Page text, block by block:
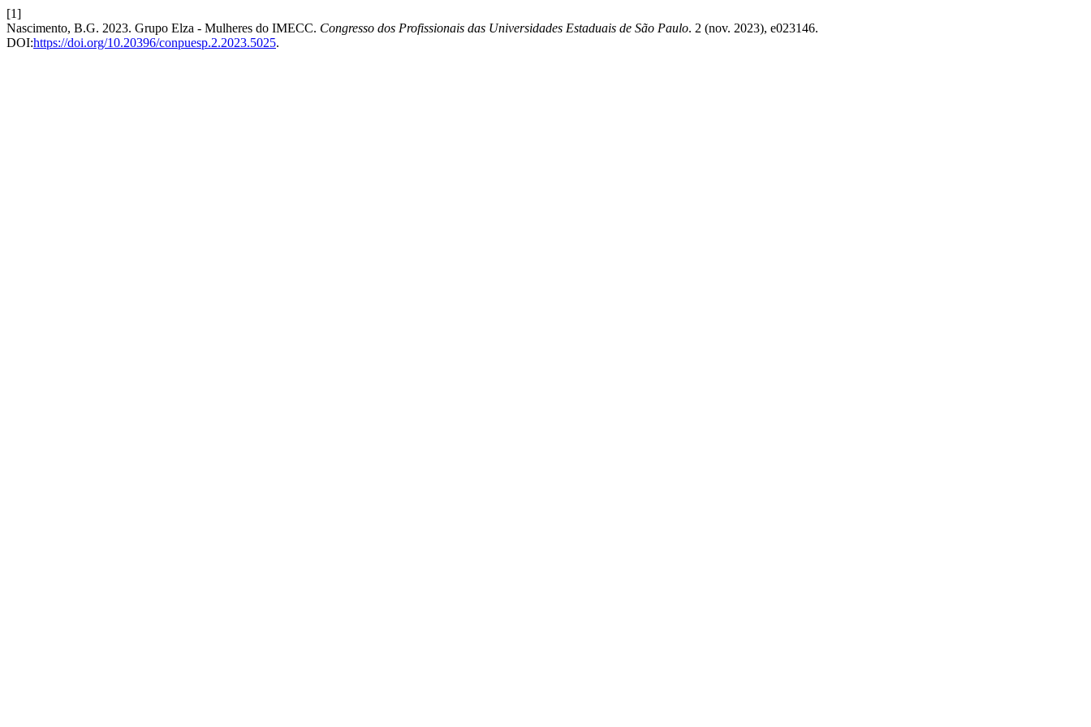
[1]
Nascimento, B.G. 2023. Grupo Elza - Mulheres do IMECC. Congresso dos Profissionais das Universidades Estaduais de São Paulo. 2 (nov. 2023), e023146.
DOI:https://doi.org/10.20396/conpuesp.2.2023.5025.